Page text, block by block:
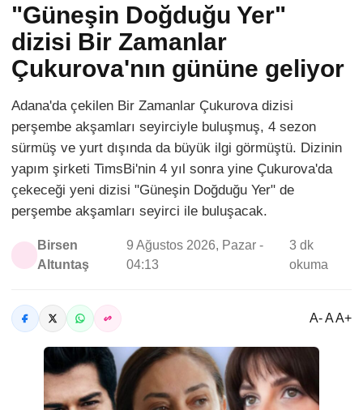
"Güneşin Doğduğu Yer"
dizisi Bir Zamanlar
Çukurova'nın gününe geliyor
Adana'da çekilen Bir Zamanlar Çukurova dizisi
perşembe akşamları seyirciyle buluşmuş, 4 sezon
sürmüş ve yurt dışında da büyük ilgi görmüştü. Dizinin
yapım şirketi TimsBi'nin 4 yıl sonra yine Çukurova'da
çekeceği yeni dizisi "Güneşin Doğduğu Yer" de
perşembe akşamları seyirci ile buluşacak.
Birsen
Altuntaş
9 Ağustos 2026, Pazar -
04:13
3 dk
okuma
A- A A+